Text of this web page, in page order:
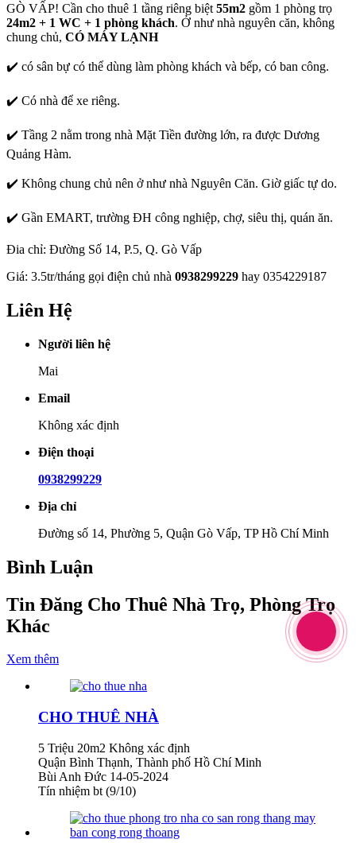
GÒ VẤP! Cần cho thuê 1 tầng riêng biệt 55m2 gồm 1 phòng trọ
24m2 + 1 WC + 1 phòng khách. Ở như nhà nguyên căn, không
chung chủ, CÓ MÁY LẠNH
✔️ có sân bự có thể dùng làm phòng khách và bếp, có ban công.
✔️ Có nhà để xe riêng.
✔️ Tầng 2 nằm trong nhà Mặt Tiền đường lớn, ra được Dương
Quảng Hàm.
✔️ Không chung chủ nên ở như nhà Nguyên Căn. Giờ giấc tự do.
✔️ Gần EMART, trường ĐH công nghiệp, chợ, siêu thị, quán ăn.
Đia chỉ: Đường Số 14, P.5, Q. Gò Vấp
Giá: 3.5tr/tháng gọi điện chủ nhà 0938299229 hay 0354229187
Liên Hệ
Người liên hệ
Mai
Email
Không xác định
Điện thoại
0938299229
Địa chỉ
Đường số 14, Phường 5, Quận Gò Vấp, TP Hồ Chí Minh
Bình Luận
Tin Đăng Cho Thuê Nhà Trọ, Phòng Trọ
Khác
Xem thêm
CHO THUÊ NHÀ
5 Triệu 20m2 Không xác định
Quận Bình Thạnh, Thành phố Hồ Chí Minh
Bùi Anh Đức 14-05-2024
Tín nhiệm bt (9/10)